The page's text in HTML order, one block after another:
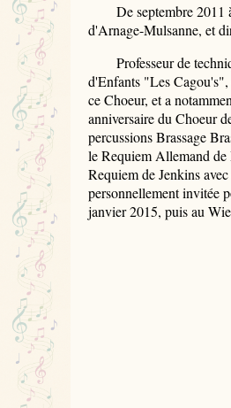
De septembre 2011 à
d'Arnage-Mulsanne, et
Professeur de
d'Enfants "Les
ce Choeur, et a
anniversaire du Choeur
percussions Brassage
le Requiem Allemand
Requiem de Jenkins
personnellement invitée
janvier 2015, puis au